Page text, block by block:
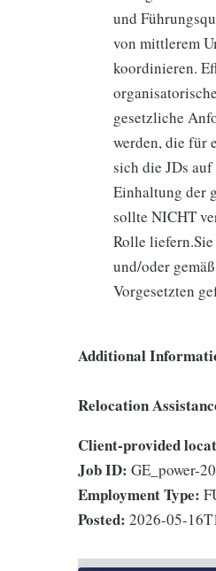
und
von mittlerem
koordinieren.
gesetzliche
werden, die für
sich die JDs
Einhaltung der
sollte NICHT
Rolle
und/oder
Vorgesetzten
Additional
Relocation
Client-provided
Job ID: GE_power-
Employment Type:
Posted: 2026-05-